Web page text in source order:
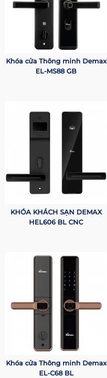
Khóa cửa Thông minh Demax
EL-MS88 GB
KHÓA KHÁCH SẠN DEMAX
HEL606 BL CNC
Khóa cửa Thông minh Demax
EL-C68 BL